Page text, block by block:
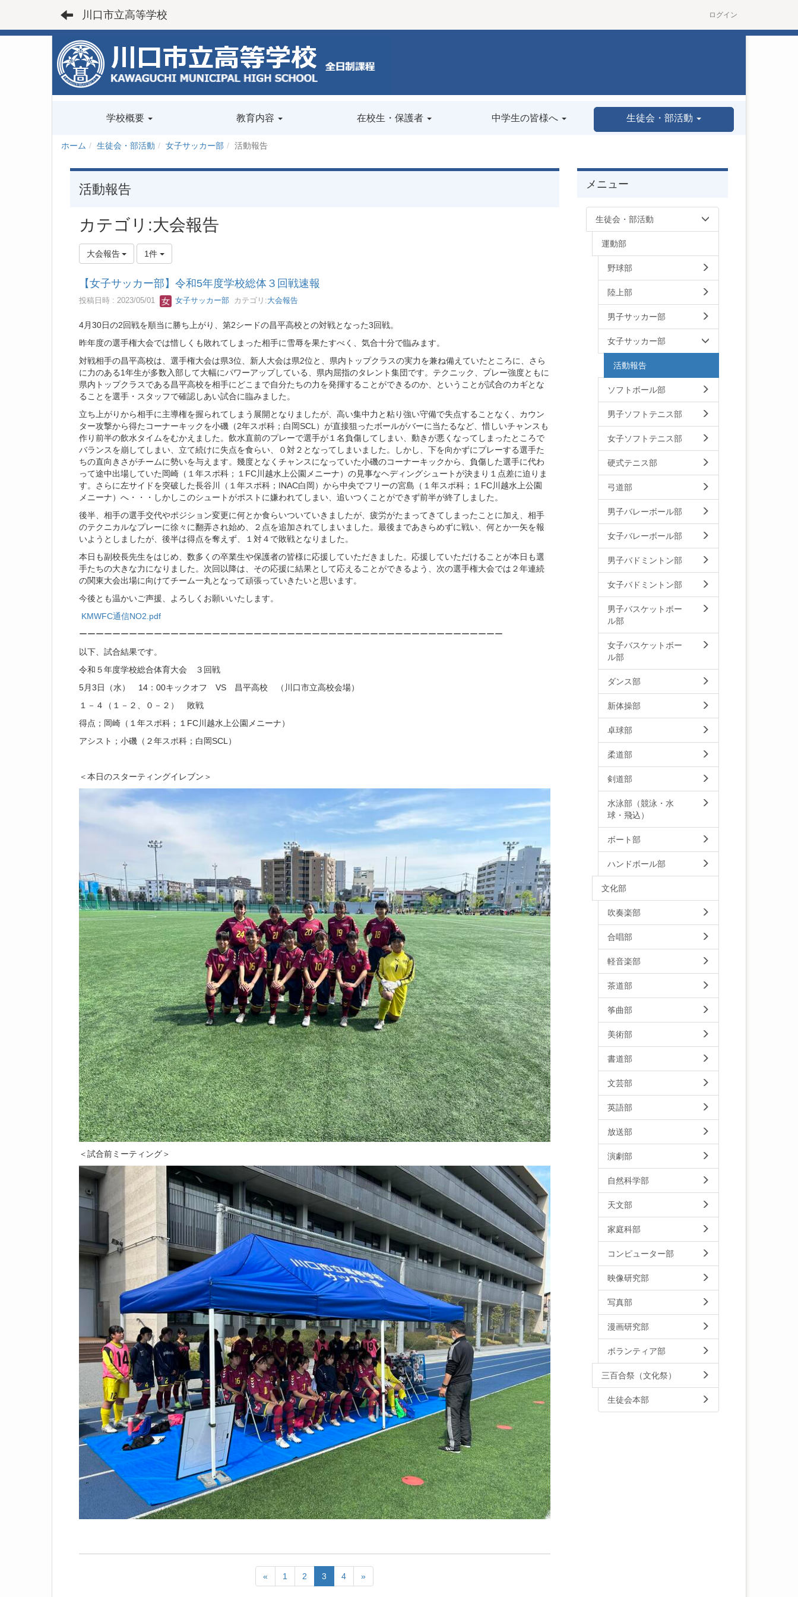
川口市立高等学校 ログイン
学校概要 教育内容 在校生・保護者 中学生の皆様へ 生徒会・部活動
ホーム 生徒会・部活動 女子サッカー部 活動報告
活動報告
カテゴリ:大会報告
大会報告 1件
【女子サッカー部】令和5年度学校総体３回戦速報
投稿日時 : 2023/05/01 女子サッカー部 カテゴリ:大会報告
4月30日の2回戦を順当に勝ち上がり、第2シードの昌平高校との対戦となった3回戦。
昨年度の選手権大会では惜しくも敗れてしまった相手に雪辱を果たすべく、気合十分で臨みます。
対戦相手の昌平高校は、選手権大会は県3位、新人大会は県2位と、県内トップクラスの実力を兼ね備えていたところに、さら
に力のある1年生が多数入部して大幅にパワーアップしている、県内屈指のタレント集団です。テクニック、プレー強度ともに
県内トップクラスである昌平高校を相手にどこまで自分たちの力を発揮することができるのか、ということが試合のカギとな
ることを選手・スタッフで確認しあい試合に臨みました。
立ち上がりから相手に主導権を握られてしまう展開となりましたが、高い集中力と粘り強い守備で失点することなく、カウン
ター攻撃から得たコーナーキックを小磯（2年スポ科；白岡SCL）が直接狙ったボールがバーに当たるなど、惜しいチャンスも
作り前半の飲水タイムをむかえました。飲水直前のプレーで選手が１名負傷してしまい、動きが悪くなってしまったところで
バランスを崩してしまい、立て続けに失点を食らい、０対２となってしまいました。しかし、下を向かずにプレーする選手た
ちの直向きさがチームに勢いを与えます。幾度となくチャンスになっていた小磯のコーナーキックから、負傷した選手に代わ
って途中出場していた岡崎（１年スポ科；１FC川越水上公園メニーナ）の見事なヘディングシュートが決まり１点差に迫りま
す。さらに左サイドを突破した長谷川（１年スポ科；INAC白岡）から中央でフリーの宮島（１年スポ科；１FC川越水上公園
メニーナ）へ・・・しかしこのシュートがポストに嫌われてしまい、追いつくことができず前半が終了しました。
後半、相手の選手交代やポジション変更に何とか食らいついていきましたが、疲労がたまってきてしまったことに加え、相手
のテクニカルなプレーに徐々に翻弄され始め、２点を追加されてしまいました。最後まであきらめずに戦い、何とか一矢を報
いようとしましたが、後半は得点を奪えず、１対４で敗戦となりました。
本日も副校長先生をはじめ、数多くの卒業生や保護者の皆様に応援していただきました。応援していただけることが本日も選
手たちの大きな力になりました。次回以降は、その応援に結果として応えることができるよう、次の選手権大会では２年連続
の関東大会出場に向けてチーム一丸となって頑張っていきたいと思います。
今後とも温かいご声援、よろしくお願いいたします。
KMWFC通信NO2.pdf
ーーーーーーーーーーーーーーーーーーーーーーーーーーーーーーーーーーーーーーーーーーーーーーーーーーー
以下、試合結果です。
令和５年度学校総合体育大会 ３回戦
5月3日（水） 14：00キックオフ VS 昌平高校 （川口市立高校会場）
１－４（１－２、０－２） 敗戦
得点；岡崎（１年スポ科；１FC川越水上公園メニーナ）
アシスト；小磯（２年スポ科；白岡SCL）
＜本日のスターティングイレブン＞
＜試合前ミーティング＞
« 1 2 3 4 »
メニュー
生徒会・部活動
運動部
野球部
陸上部
男子サッカー部
女子サッカー部
活動報告
ソフトボール部
男子ソフトテニス部
女子ソフトテニス部
硬式テニス部
弓道部
男子バレーボール部
女子バレーボール部
男子バドミントン部
女子バドミントン部
男子バスケットボー
ル部
女子バスケットボー
ル部
ダンス部
新体操部
卓球部
柔道部
剣道部
水泳部（競泳・水
球・飛込）
ボート部
ハンドボール部
文化部
吹奏楽部
合唱部
軽音楽部
茶道部
筝曲部
美術部
書道部
文芸部
英語部
放送部
演劇部
自然科学部
天文部
家庭科部
コンピューター部
映像研究部
写真部
漫画研究部
ボランティア部
三百合祭（文化祭）
生徒会本部